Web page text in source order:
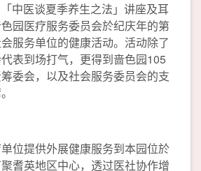
中医谈夏季养生之法」讲座及耳
园医疗服务委员会於纪庆年的第
服务单位的健康活动。活动除了
表到场打气，更得到啬色园105
委会，以及社会服务委员会的支
位提供外展健康服务到本园位於
耆英地区中心，透过医社协作增